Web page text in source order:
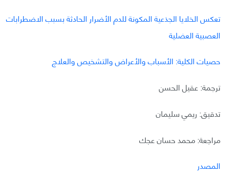
تعكس الخلايا الجذعية المكونة للدم الأضرار الحادثة بسبب الاضطرابات
العصبية العضلية
حصيات الكلية: الأسباب والأعراض والتشخيص والعلاج
ترجمة: عقيل الحسن
تدقيق: ريمي سليمان
مراجعة: محمد حسان عجك
المصدر